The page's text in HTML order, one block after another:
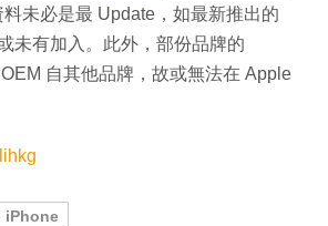
未必是最 Update，如最新推出的
未有加入。此外，部份品牌的
自其他品牌，故或無法在 Apple
lihkg
iPhone